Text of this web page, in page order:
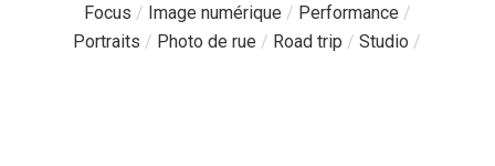
Focus / Image numérique / Performance /
Portraits / Photo de rue / Road trip /Studio /